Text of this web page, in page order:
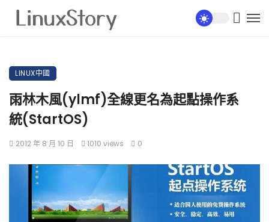
LINUX中國
雨林木風(ylmf)全線更名為起點操作系
統(StartOS)
2012 年 8 月 10 日 1010 views 0